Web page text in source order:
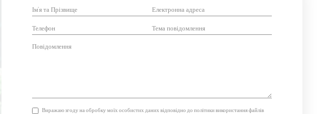
Виражаю згоду на обробку моїх особистих даних відповідно до політики використання файлів